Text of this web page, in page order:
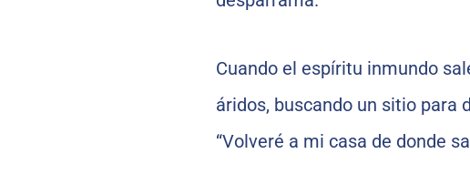
Cuando el espíritu inmundo
áridos, buscando un sitio para
“Volveré a mi casa de donde